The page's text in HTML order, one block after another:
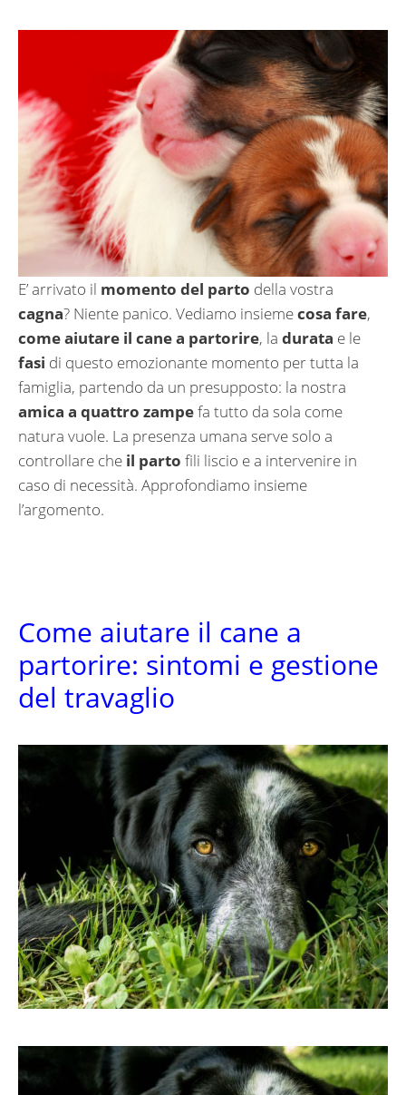
E’ arrivato il momento del parto della vostra
cagna? Niente panico. Vediamo insiemecosa fare,
come aiutare il cane a partorire, la durata e le
fasi di questo emozionante momento per tutta la
famiglia, partendo da un presupposto: la nostra
amica a quattro zampefa tutto da sola come
natura vuole. La presenza umana serve solo a
controllare che il parto fili liscio e a intervenire in
caso di necessità. Approfondiamo insieme
l’argomento.
Come aiutare il cane a
partorire: sintomi e gestione
del travaglio